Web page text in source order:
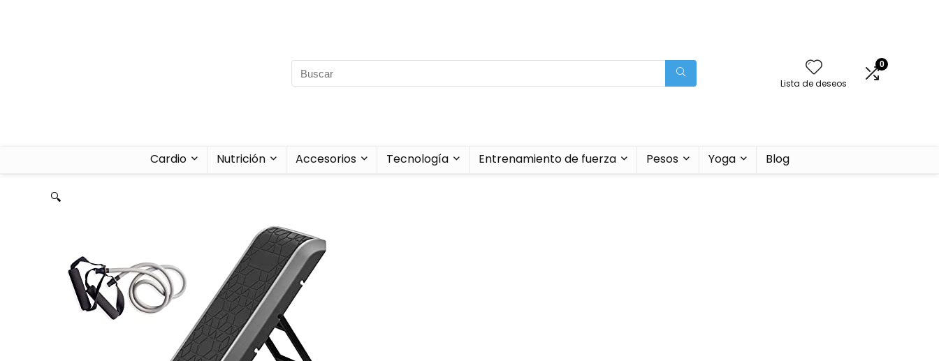
Lista de deseos
0
Cardio Nutrición Accesorios Tecnología Entrenamiento de fuerza Pesos Yoga Blog
🔍